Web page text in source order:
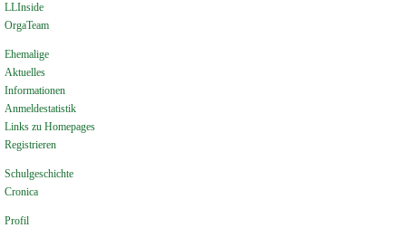
LLInside
OrgaTeam
Ehemalige
Aktuelles
Informationen
Anmeldestatistik
Links zu Homepages
Registrieren
Schulgeschichte
Cronica
Profil